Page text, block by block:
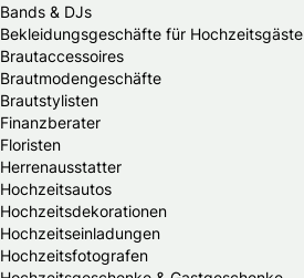
Bands & DJs
Bekleidungsgeschäfte für Hochzeitsgäste
Brautaccessoires
Brautmodengeschäfte
Brautstylisten
Finanzberater
Floristen
Herrenausstatter
Hochzeitsautos
Hochzeitsdekorationen
Hochzeitseinladungen
Hochzeitsfotografen